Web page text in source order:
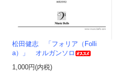
松田健志 「フォリア（Folli
a）」 オルガンソロ
1,000円(内税)